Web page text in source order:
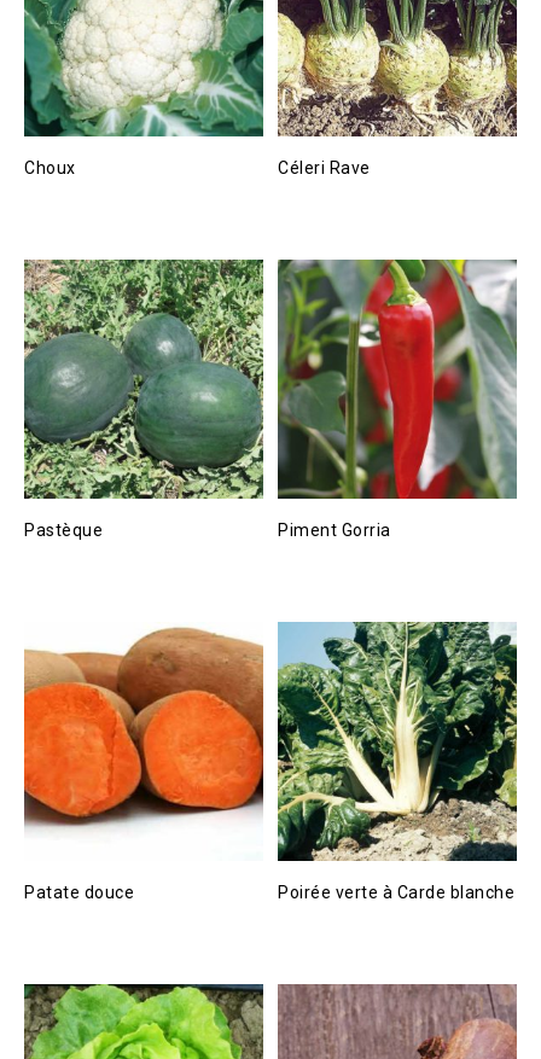
Choux Céleri Rave
Pastèque Piment Gorria
Patate douce Poirée verte à Carde blanche